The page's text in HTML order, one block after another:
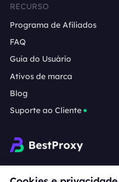
RECURSO
Programa de Afiliados
FAQ
Guia do Usuário
Ativos de marca
Blog
Suporte ao Cliente
Cooperação: